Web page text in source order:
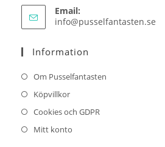
Email:
info@pusselfantasten.se
Information
Om Pusselfantasten
Köpvillkor
Cookies och GDPR
Mitt konto